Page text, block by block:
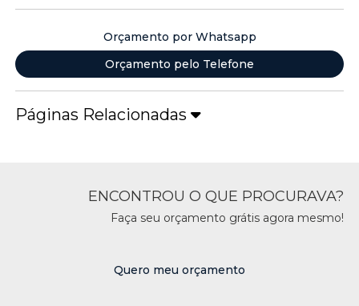
Orçamento por Whatsapp
Orçamento pelo Telefone
Páginas Relacionadas
ENCONTROU O QUE PROCURAVA?
Faça seu orçamento grátis agora mesmo!
Quero meu orçamento